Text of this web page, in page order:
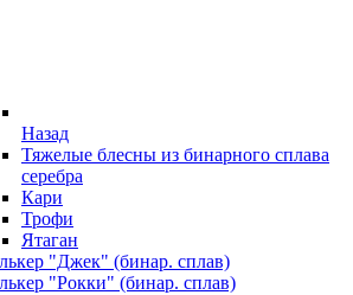
Назад
Тяжелые блесны из бинарного сплава
серебра
Кари
Трофи
Ятаган
"Джек" (бинар. сплав)
"Рокки" (бинар. сплав)